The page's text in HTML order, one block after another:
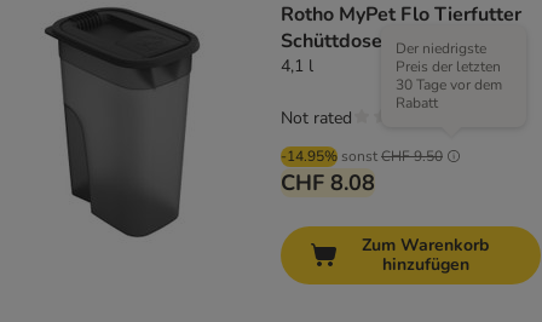
Rotho MyPet Flo Tierfutter
Schüttdose
4,1 l
-14.95% sonstCHF 9.50
Der niedrigste
Preis der letzten
30 Tage vor dem
Rabatt
CHF 8.08
Not rated
Zum Warenkorb
hinzufügen